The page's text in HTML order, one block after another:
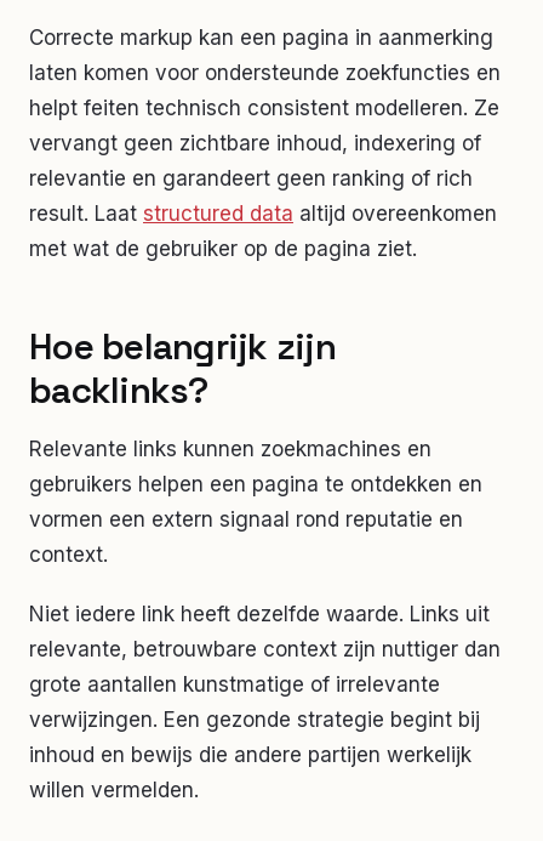
Correcte markup kan een pagina in aanmerking
laten komen voor ondersteunde zoekfuncties en
helpt feiten technisch consistent modelleren. Ze
vervangt geen zichtbare inhoud, indexering of
relevantie en garandeert geen ranking of rich
result. Laat structured data altijd overeenkomen
met wat de gebruiker op de pagina ziet.
Hoe belangrijk zijn
backlinks?
Relevante links kunnen zoekmachines en
gebruikers helpen een pagina te ontdekken en
vormen een extern signaal rond reputatie en
context.
Niet iedere link heeft dezelfde waarde. Links uit
relevante, betrouwbare context zijn nuttiger dan
grote aantallen kunstmatige of irrelevante
verwijzingen. Een gezonde strategie begint bij
inhoud en bewijs die andere partijen werkelijk
willen vermelden.